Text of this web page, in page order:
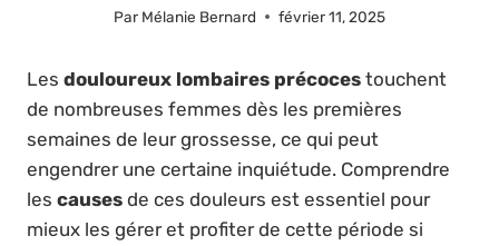
Par Mélanie Bernard février 11, 2025
Les douloureux lombaires précoces touchent
de nombreuses femmes dès les premières
semaines de leur grossesse, ce qui peut
engendrer une certaine inquiétude. Comprendre
les causes de ces douleurs est essentiel pour
mieux les gérer et profiter de cette période si